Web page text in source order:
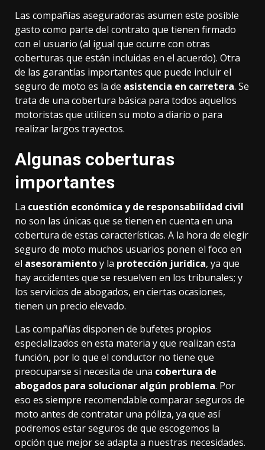
Las compañías aseguradoras asumen este posible
gasto como parte del contrato que tienen firmado
con el usuario (al igual que ocurre con otras
coberturas que están incluidas en el acuerdo). Otra
de las garantías importantes que puede incluir el
seguro de moto es la de asistencia en carretera. Se
trata de una cobertura básica para todos aquellos
motoristas que utilicen su moto a diario o para
realizar largos trayectos.
Algunas coberturas
importantes
La cuestión económica y de responsabilidad civil
no son las únicas que se tienen en cuenta en una
cobertura de estas características. A la hora de elegir
seguro de moto muchos usuarios ponen el foco en
el asesoramientoy la protección jurídica, ya que
hay accidentes que se resuelven en los tribunales; y
los servicios de abogados, en ciertas ocasiones,
tienen un precio elevado.
Las compañías disponen de bufetes propios
especializados en esta materia y que realizan esta
función, por lo que el conductor no tiene que
preocuparse si necesita de una cobertura de
abogados para solucionar algún problema. Por
eso es siempre recomendable comparar seguros de
moto antes de contratar una póliza, ya que así
podremos estar seguros de que escogemos la
opción que mejor se adapta a nuestras necesidades.